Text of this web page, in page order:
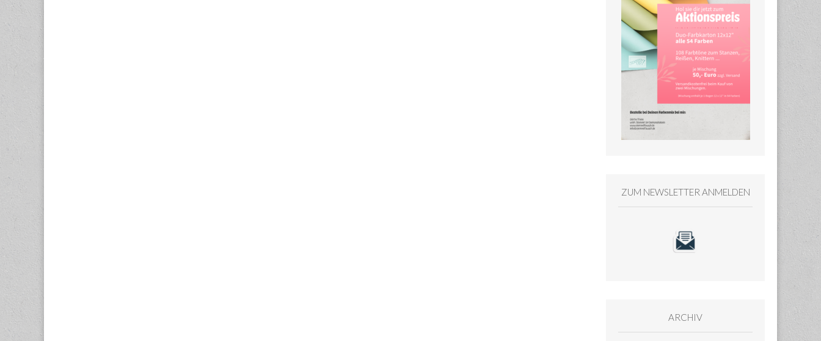
ZUM NEWSLETTER ANMELDEN
ARCHIV